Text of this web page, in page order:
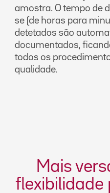
amostra. O tempo de
se (de horas para
detetados são
documentados,
todos os
qualidade.
Mais
flexibilidade